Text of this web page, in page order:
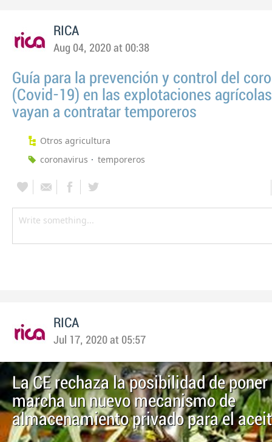
RICA
Aug 04, 2020 at 00:38
Guía para la prevención y control del
(Covid-19) en las explotaciones
vayan a contratar temporeros
Otros agricultura
coronavirus
temporeros
RICA
Jul 17, 2020 at 05:57
La CE rechaza la posibilidad de poner
marcha un nuevo mecanismo de
almacenamiento privado para el